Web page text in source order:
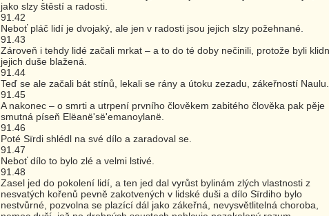
jako slzy štěstí a radosti.
91.42
Neboť pláč lidí je dvojaký, ale jen v radosti jsou jejich slzy požehnané.
91.43
Zároveň i tehdy lidé začali mrkat – a to do té doby nečinili, protože byli
jejich duše blažená.
91.44
Teď se ale začali bát stínů, lekali se rány a útoku zezadu, zákeřností Naulu.
91.45
A nakonec – o smrti a utrpení prvního člověkem zabitého člověka pak pěje
smutná píseň Elëanë'së'emanoylanë.
91.46
Poté Sïrdi shlédl na své dílo a zaradoval se.
91.47
Neboť dílo to bylo zlé a velmi lstivé.
91.48
Zasel jed do pokolení lidí, a ten jed dal vyrůst bylinám zlých vlastnosti z
nesvatých kořenů pevně zakotvených v lidské duši a dílo Sïrdiho bylo
nestvůrné, pozvolna se plazící dál jako zákeřná, nevysvětlitelná choroba,